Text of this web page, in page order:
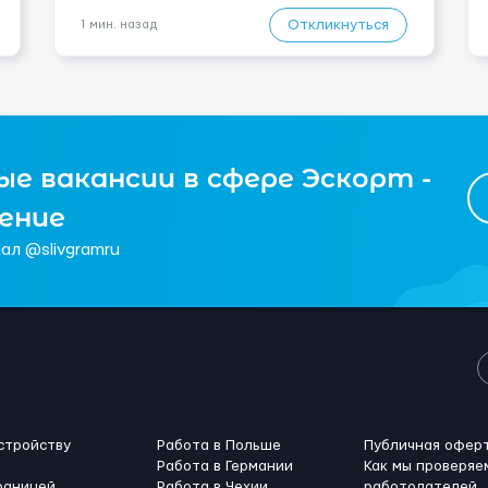
продукты, косметика и др. 👨‍🏫 Всему обучаем на
1 мин. назад Откликнуться
вакансии в сфере Эскорт -
@slivgramru
Работа в Польше
Работа в Германии
Публичная
Как мы